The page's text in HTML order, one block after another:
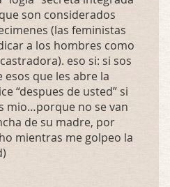
son considerados
(las feministas
a los hombres como
eso si: si sos
esos que les abre la
“despues de usted” si
mio…porque no se van
de su madre, por
mientras me golpeo la